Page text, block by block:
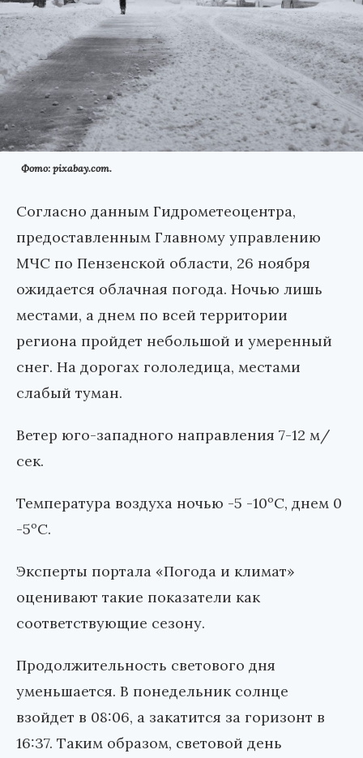
Фото: pixabay.com.
Согласно данным Гидрометеоцентра,
предоставленным Главному управлению
МЧС по Пензенской области, 26 ноября
ожидается облачная погода. Ночью лишь
местами, а днем по всей территории
региона пройдет небольшой и умеренный
снег. На дорогах гололедица, местами
слабый туман.
Ветер юго-западного направления 7-12 м/
сек.
Температура воздуха ночью -5 -10ºС, днем 0
-5ºС.
Эксперты портала «Погода и климат»
оценивают такие показатели как
соответствующие сезону.
Продолжительность светового дня
уменьшается. В понедельник солнце
взойдет в 08:06, а закатится за горизонт в
16:37. Таким образом, световой день